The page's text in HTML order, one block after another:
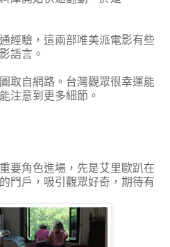
經驗，這兩部唯美派電影有些
語言。
取自網路。台灣觀眾很幸運能
注意到更多細節。
要角色進場，先是艾里歐趴在
門戶，吸引觀眾好奇，期待有